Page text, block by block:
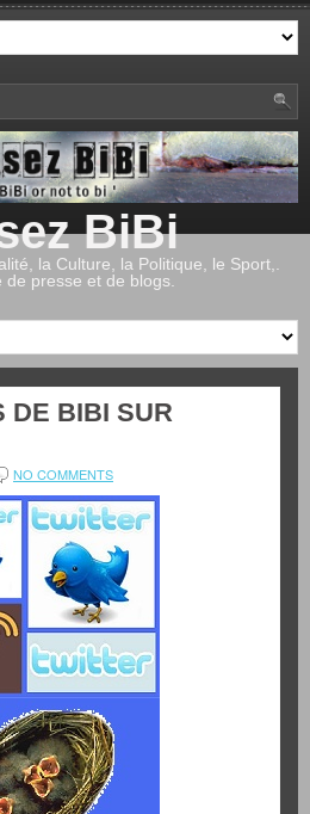
BiBi
la Culture, la Politique, le Sport,.
de presse et de blogs.
DE BIBI SUR
NO COMMENTS